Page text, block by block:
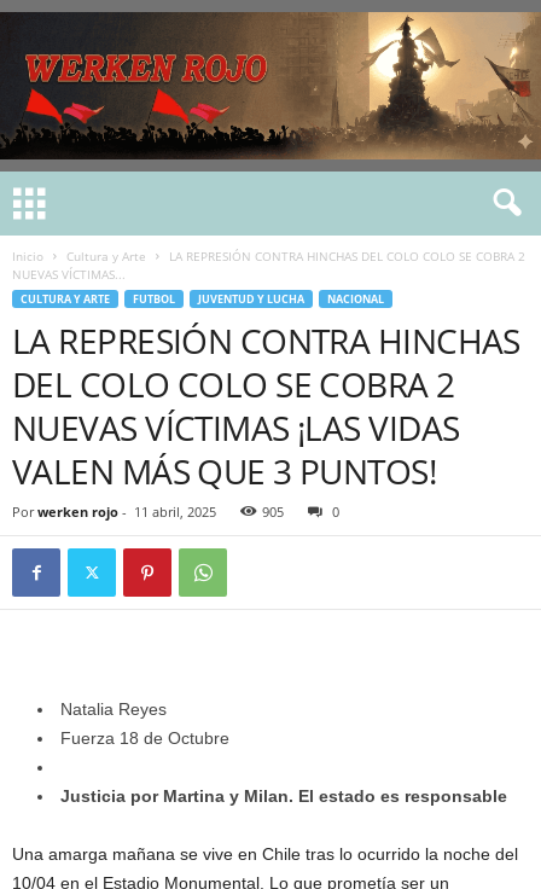
Inicio Cultura y Arte
LA REPRESIÓN CONTRA HINCHAS DEL COLO COLO SE COBRA 2
NUEVAS VÍCTIMAS...
CULTURA Y ARTE FUTBOL JUVENTUD Y LUCHA NACIONAL
LA REPRESIÓN CONTRA HINCHAS
DEL COLO COLO SE COBRA 2
NUEVAS VÍCTIMAS ¡LAS VIDAS
VALEN MÁS QUE 3 PUNTOS!
Por werken rojo - 11 abril, 2025 905 0
Natalia Reyes
Fuerza 18 de Octubre
Justicia por Martina y Milan. El estado es responsable
Una amarga mañana se vive en Chile tras lo ocurrido la noche del
10/04 en el Estadio Monumental. Lo que prometía ser un